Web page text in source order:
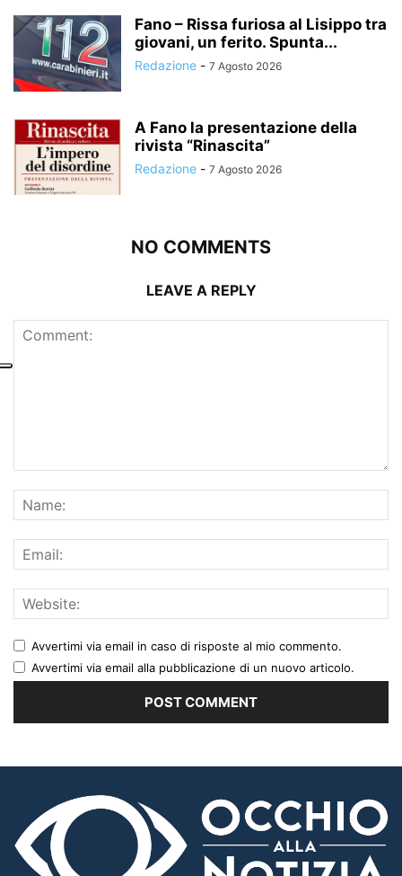
Fano – Rissa furiosa al Lisippo tra
giovani, un ferito. Spunta...
Redazione - 7 Agosto 2026
A Fano la presentazione della
rivista “Rinascita”
Redazione - 7 Agosto 2026
NO COMMENTS
LEAVE A REPLY
Avvertimi via email in caso di risposte al mio commento.
Avvertimi via email alla pubblicazione di un nuovo articolo.